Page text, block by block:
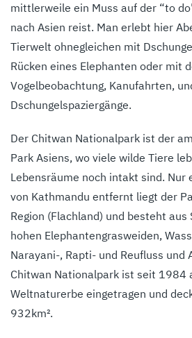
mittlerweile ein Muss auf der “to
nach Asien reist. Man erlebt hier
Tierwelt ohnegleichen mit
Rücken eines Elephanten oder mit
Vogelbeobachtung, Kanufahrten,
Dschungelspaziergänge.
Der Chitwan Nationalpark ist der
Park Asiens, wo viele wilde Tiere
Lebensräume noch intakt sind. Nur
von Kathmandu entfernt liegt der
Region (Flachland) und besteht aus
hohen Elephantengrasweiden,
Narayani-, Rapti- und Reufluss und
Chitwan Nationalpark ist seit 1984
Weltnaturerbe eingetragen und
932km².